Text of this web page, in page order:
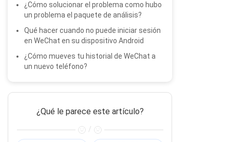
¿Cómo solucionar el problema como hubo
un problema el paquete de análisis?
Qué hacer cuando no puede iniciar sesión
en WeChat en su dispositivo Android
¿Cómo mueves tu historial de WeChat a
un nuevo teléfono?
¿Qué le parece este artículo?
/